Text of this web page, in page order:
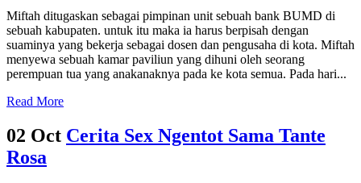
Miftah ditugaskan sebagai pimpinan unit sebuah bank BUMD di
sebuah kabupaten. untuk itu maka ia harus berpisah dengan
suaminya yang bekerja sebagai dosen dan pengusaha di kota. Miftah
menyewa sebuah kamar paviliun yang dihuni oleh seorang
perempuan tua yang anakanaknya pada ke kota semua. Pada hari...
Read More
02 Oct Cerita Sex Ngentot Sama Tante
Rosa